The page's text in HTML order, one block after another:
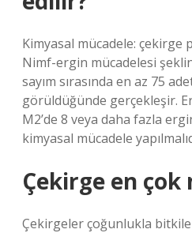
Kimyasal mücadele: çekirge
Nimf-ergin mücadelesi
sayım sırasında en az 75
görüldüğünde gerçekleşir.
M2’de 8 veya daha fazla
kimyasal mücadele
Çekirge en çok
Çekirgeler çoğunlukla